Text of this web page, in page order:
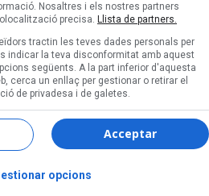
Nosaltres i els nostres partners
precisa. Llista de partners.
tractin les teves dades personals per
indicar la teva disconformitat amb aquest
següents. A la part inferior d'aquesta
cerca un enllaç per gestionar o retirar el
de privadesa i de galetes.
Acceptar
opcions